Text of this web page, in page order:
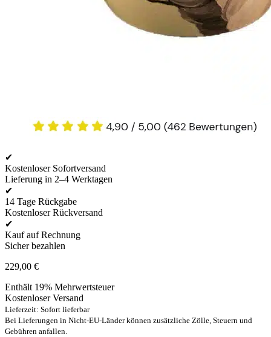
✔
Kostenloser Sofortversand
Lieferung in 2–4 Werktagen
✔
14 Tage Rückgabe
Kostenloser Rückversand
✔
Kauf auf Rechnung
Sicher bezahlen
229,00 €
Enthält 19% Mehrwertsteuer
Kostenloser Versand
Lieferzeit: Sofort lieferbar
Bei Lieferungen in Nicht-EU-Länder können zusätzliche Zölle, Steuern und
Gebühren anfallen.